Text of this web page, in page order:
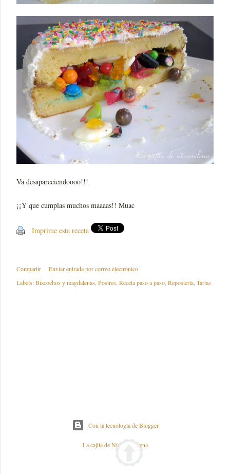
Va desapareciendoooo!!!
¡¡Y que cumplas muchos maaaas!! Muac
Imprime esta receta
Compartir
Enviar entrada por correo electrónico
Labels:Bizcochos y magdalenas Postres Receta paso a paso Repostería Tartas
Con la tecnología de Blogger
La cajita de Nieves y Elena